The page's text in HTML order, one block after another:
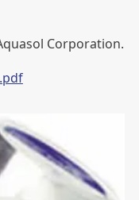
Corporation.